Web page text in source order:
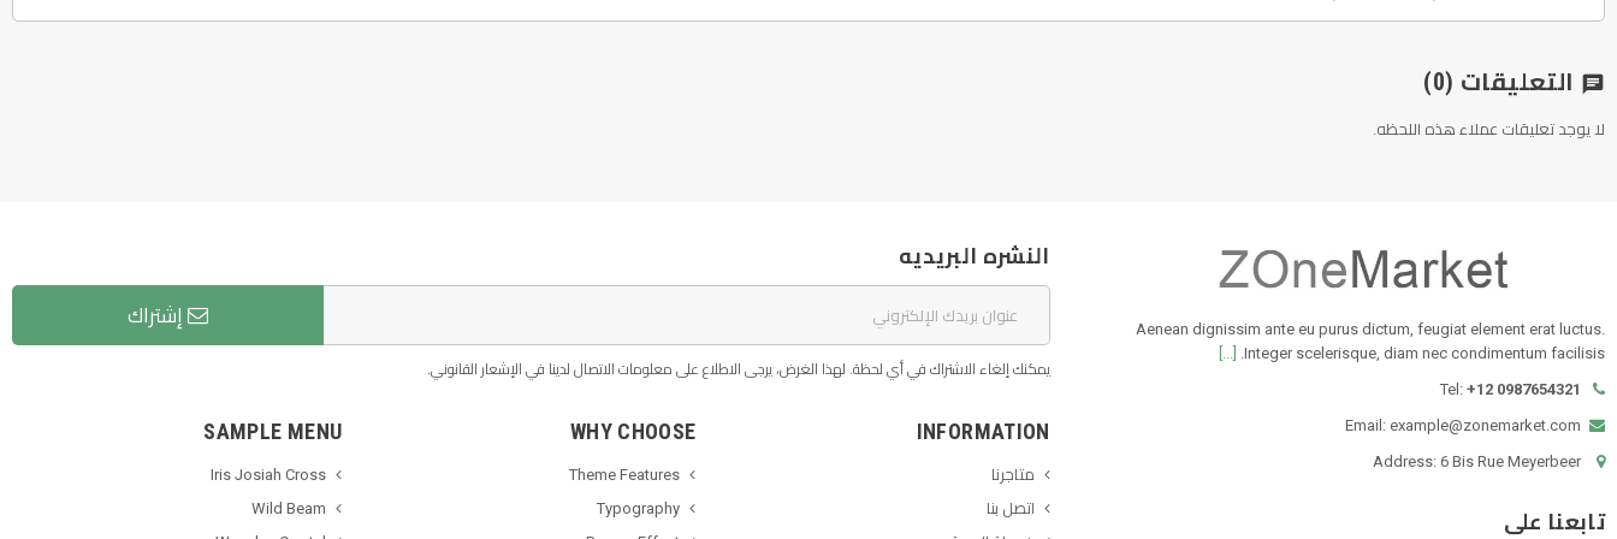
chat التعليقات (0)
لا يوجد تعليقات عملاء هذه اللحظه.
Aenean dignissim ante eu purus dictum, feugiat element erat luctus.
Integer scelerisque, diam nec condimentum facilisis.
Tel: +12 0987654321
Email: example@zonemarket.com
Address: 6 Bis Rue Meyerbeer
تابعنا على
النشره البريديه
إشتراك
يمكنك إلغاء الاشتراك في أي لحظة. لهذا الغرض، يرجى الاطلاع على معلومات الاتصال لدينا في الإشعار القانوني.
INFORMATION
متاجرنا
اتصل بنا
WHY CHOOSE
Theme Features
Typography
SAMPLE MENU
Iris Josiah Cross
Wild Beam